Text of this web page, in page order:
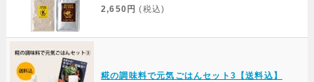
2,650円 (税込)
糀の調味料で元気ごはんセット3【送料込】